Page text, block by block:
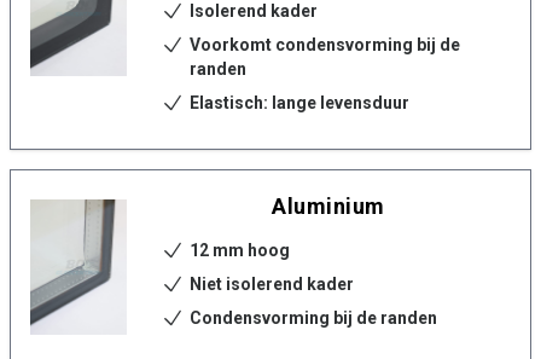
Isolerend kader
Voorkomt condensvorming bij de
randen
Elastisch: lange levensduur
Aluminium
12 mm hoog
Niet isolerend kader
Condensvorming bij de randen